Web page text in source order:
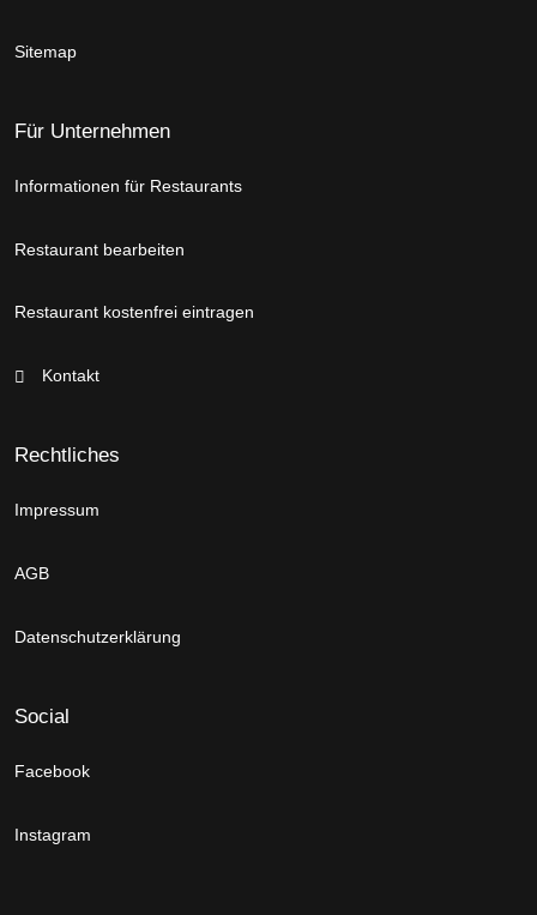
Sitemap
Für Unternehmen
Informationen für Restaurants
Restaurant bearbeiten
Restaurant kostenfrei eintragen
Kontakt
Rechtliches
Impressum
AGB
Datenschutzerklärung
Social
Facebook
Instagram